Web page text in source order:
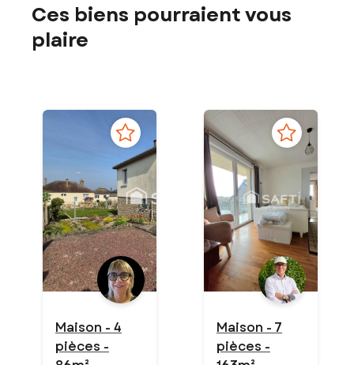
Ces biens pourraient vous
plaire
Maison - 4
pièces -
Maison - 7
pièces -